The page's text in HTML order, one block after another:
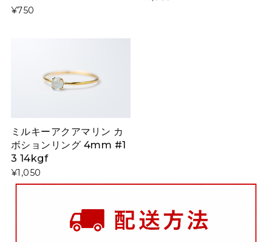
¥750
ミルキーアクアマリン カ
ボションリング 4mm #1
3 14kgf
¥1,050